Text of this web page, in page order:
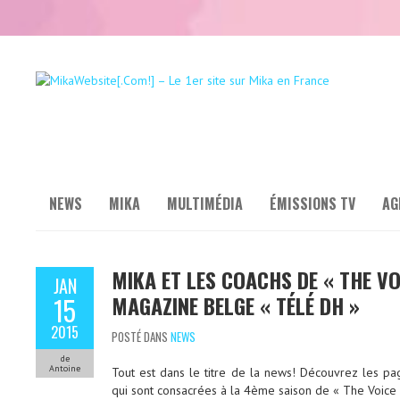
NEWS MIKA MULTIMÉDIA ÉMISSIONS TV
JAN
15
2015
de
Antoine
MIKA ET LES COACHS DE « THE
MAGAZINE BELGE « TÉLÉ DH »
POSTÉ DANS NEWS
Tout est dans le titre de la news! Découvrez les
qui sont consacrées à la 4ème saison de « The Voice